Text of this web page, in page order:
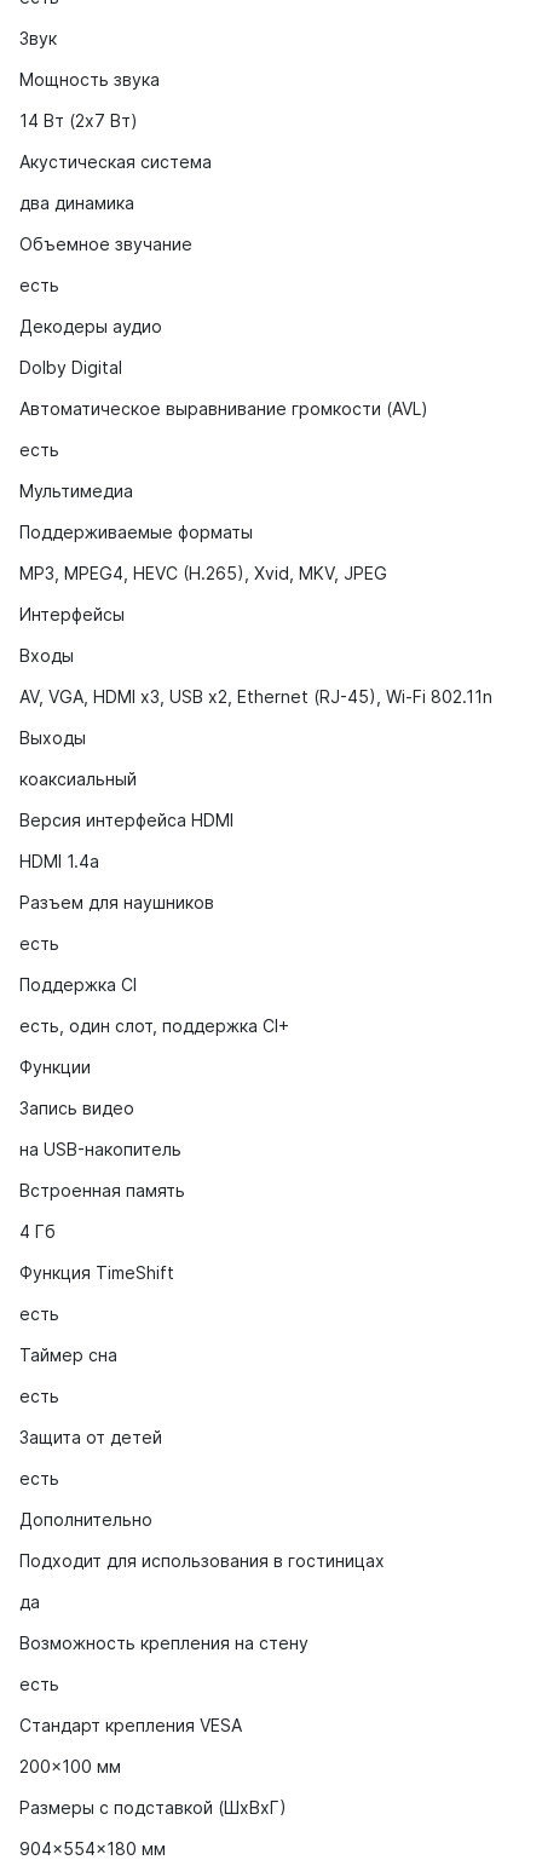
Звук
Мощность звука
14 Вт (2x7 Вт)
Акустическая система
два динамика
Объемное звучание
есть
Декодеры аудио
Dolby Digital
Автоматическое выравнивание громкости (AVL)
есть
Мультимедиа
Поддерживаемые форматы
MP3, MPEG4, HEVC (H.265), Xvid, MKV, JPEG
Интерфейсы
Входы
AV, VGA, HDMI x3, USB x2, Ethernet (RJ-45), Wi-Fi 802.11n
Выходы
коаксиальный
Версия интерфейса HDMI
HDMI 1.4a
Разъем для наушников
есть
Поддержка CI
есть, один слот, поддержка CI+
Функции
Запись видео
на USB-накопитель
Встроенная память
4 Гб
Функция TimeShift
есть
Таймер сна
есть
Защита от детей
есть
Дополнительно
Подходит для использования в гостиницах
да
Возможность крепления на стену
есть
Стандарт крепления VESA
200×100 мм
Размеры с подставкой (ШxВxГ)
904x554x180 мм